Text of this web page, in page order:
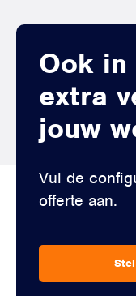
Ook in
extra
jouw
Vul de
offerte aan.